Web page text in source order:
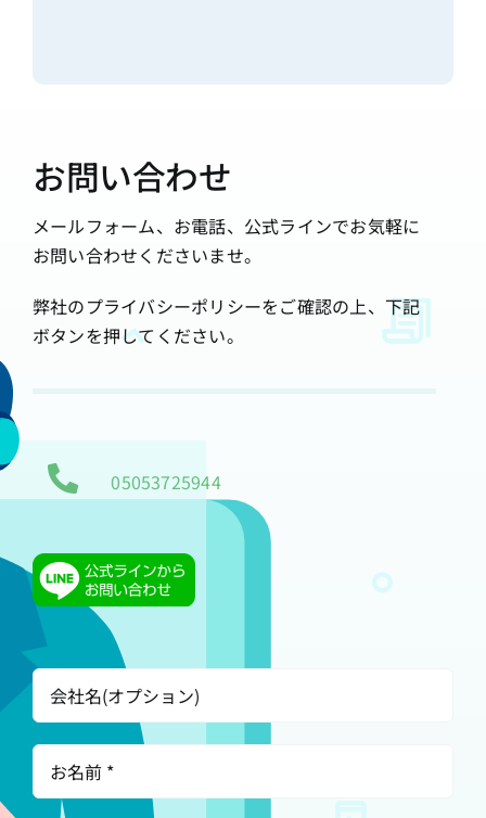
お問い合わせ
メールフォーム、お電話、公式ラインでお気軽に
お問い合わせくださいませ。
弊社のプライバシーポリシーをご確認の上、下記
ボタンを押してください。
05053725944